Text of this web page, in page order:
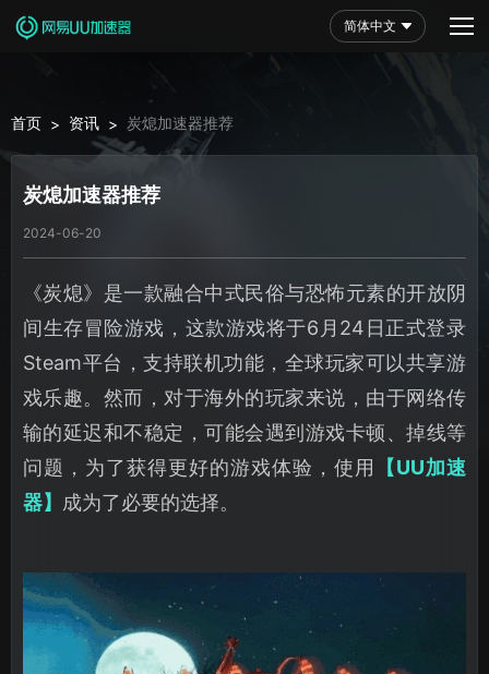
简体中文
首页 > 资讯 > 炭熄加速器推荐
炭熄加速器推荐
2024-06-20
《炭熄》是一款融合中式民俗与恐怖元素的开放阴
间生存冒险游戏，这款游戏将于6月24日正式登录
Steam平台，支持联机功能，全球玩家可以共享游
戏乐趣。然而，对于海外的玩家来说，由于网络传
输的延迟和不稳定，可能会遇到游戏卡顿、掉线等
问题，为了获得更好的游戏体验，使用
【UU加速
器】 成为了必要的选择。